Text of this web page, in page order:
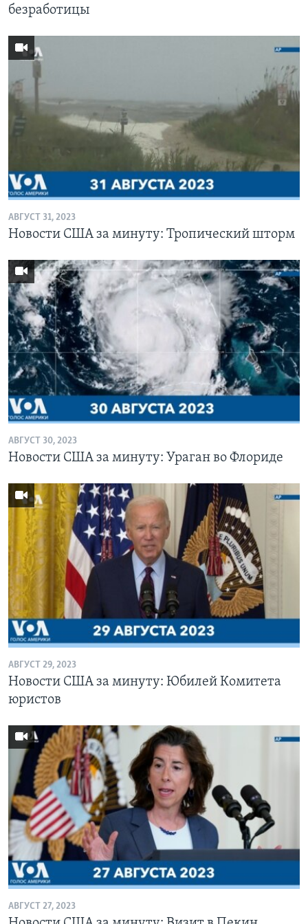
безработицы
АВГУСТ 31, 2023
Новости США за минуту: Тропический шторм
АВГУСТ 30, 2023
Новости США за минуту: Ураган во Флориде
АВГУСТ 29, 2023
Новости США за минуту: Юбилей Комитета
юристов
АВГУСТ 27, 2023